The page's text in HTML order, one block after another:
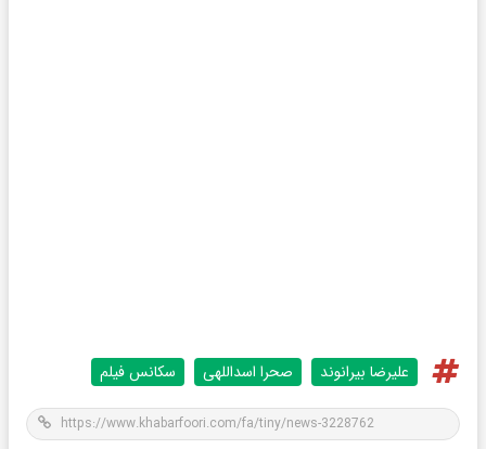
علیرضا بیرانوند صحرا اسداللهی سکانس فیلم